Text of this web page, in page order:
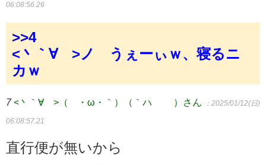
06:08:56.26
>>4
<丶｀∀´>ノ うぇーぃｗ、寝るニ
カｗ
7 <丶｀∀´>（´・ω・｀）（｀ハ´ ）さん ：2025/01/12(日)
06:08:57.21
直行便が無いから